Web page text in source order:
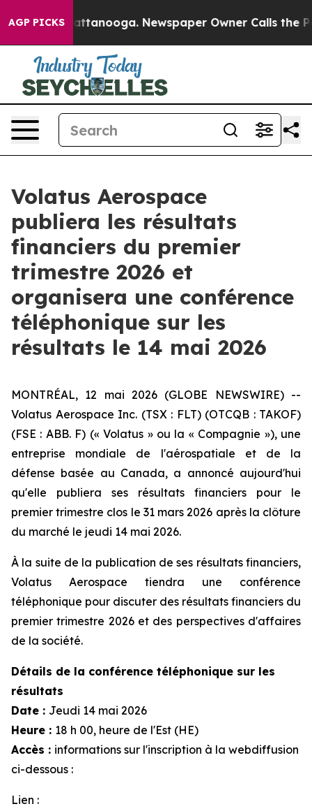
AGP PICKS
in Chattanooga. Newspaper Owner Calls the
Volatus Aerospace
publiera les résultats
financiers du premier
trimestre 2026 et
organisera une conférence
téléphonique sur les
résultats le 14 mai 2026
MONTRÉAL, 12 mai 2026 (GLOBE NEWSWIRE) --
Volatus Aerospace Inc. (TSX : FLT) (OTCQB : TAKOF)
(FSE : ABB. F) (« Volatus » ou la « Compagnie »), une
entreprise mondiale de l'aérospatiale et de la
défense basée au Canada, a annoncé aujourd'hui
qu'elle publiera ses résultats financiers pour le
premier trimestre clos le 31 mars 2026 après la clôture
du marché le jeudi 14 mai 2026.
À la suite de la publication de ses résultats financiers,
Volatus Aerospace tiendra une conférence
téléphonique pour discuter des résultats financiers du
premier trimestre 2026 et des perspectives d'affaires
de la société.
Détails de la conférence téléphonique sur les
résultats
Date : Jeudi 14 mai 2026
Heure : 18 h 00, heure de l'Est (HE)
Accès : informations sur l'inscription à la webdiffusion
ci-dessous :
Lien :